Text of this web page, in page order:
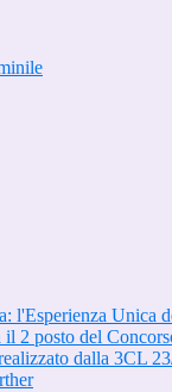
l'Esperienza Unica
2 posto del
dalla 3CL